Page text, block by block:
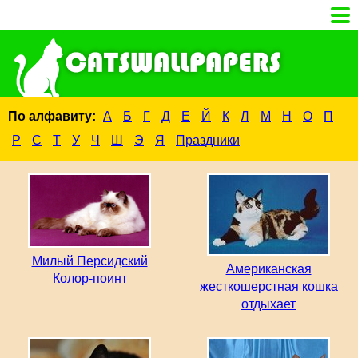
По алфавиту: А Б Г Д Е Й К Л М Н О
П
Р
С Т У Ч Ш Э Я Праздники
Милый Персидский
Колор-поинт
Американская
жесткошерстная кошка
отдыхает